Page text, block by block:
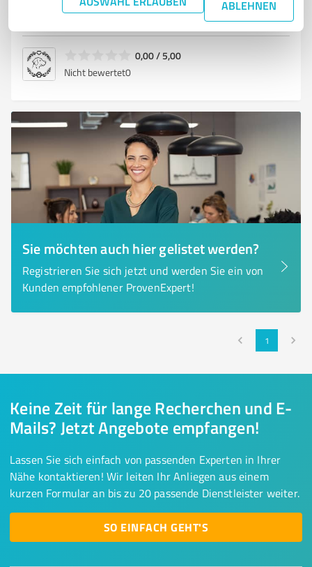
ABLEHNEN
hundeschatz.de
0,00 / 5,00
Nicht bewertet0
Sie möchten auch hier gelistet werden?
Registrieren Sie sich jetzt und werden Sie ein von
Kunden empfohlener ProvenExpert!
1
Keine Zeit für lange Recherchen und E-
Mails? Jetzt Angebote empfangen!
Lassen Sie sich einfach von passenden Experten in Ihrer
Nähe kontaktieren! Wir leiten Ihr Anliegen aus einem
kurzen Formular an bis zu 20 passende Dienstleister weiter.
SO EINFACH GEHT'S